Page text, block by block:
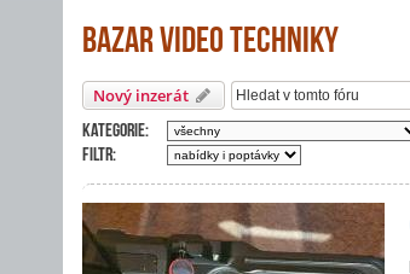
Bazar video techniky
Nový inzerát
Kategorie:
Filtr: